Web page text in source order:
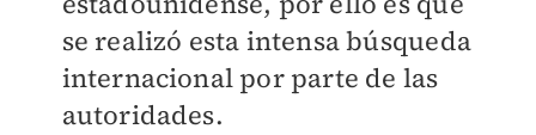
se realizó esta intensa búsqueda
internacional por parte de las
autoridades.